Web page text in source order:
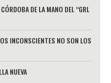
DE LA MANO DEL “GRL
INCONSCIENTES NO SON LOS
NUEVA